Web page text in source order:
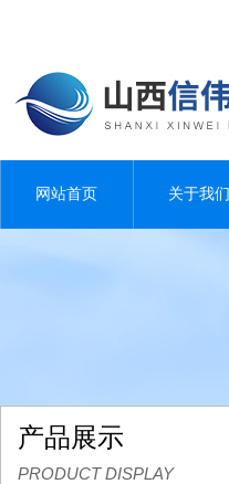
网站首页 关于我们
产品展示
PRODUCT DISPLAY